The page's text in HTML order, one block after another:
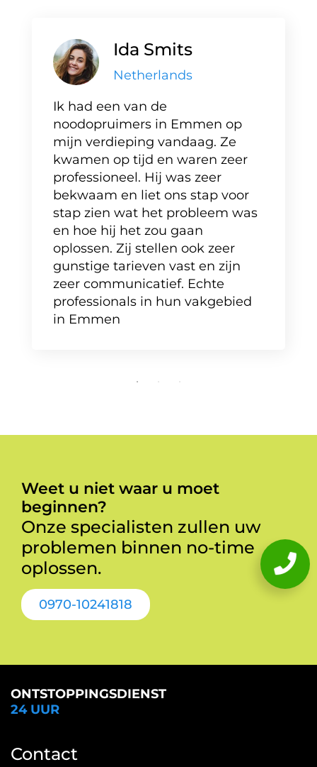
Ida Smits
Netherlands
Ik had een van de
noodopruimers in Emmen op
mijn verdieping vandaag. Ze
kwamen op tijd en waren zeer
professioneel. Hij was zeer
bekwaam en liet ons stap voor
stap zien wat het probleem was
en hoe hij het zou gaan
oplossen. Zij stellen ook zeer
gunstige tarieven vast en zijn
zeer communicatief. Echte
professionals in hun vakgebied
in Emmen
Weet u niet waar u moet
beginnen?
Onze specialisten zullen uw
problemen binnen no-time
oplossen.
0970-10241818
ONTSTOPPINGSDIENST
24 UUR
Contact